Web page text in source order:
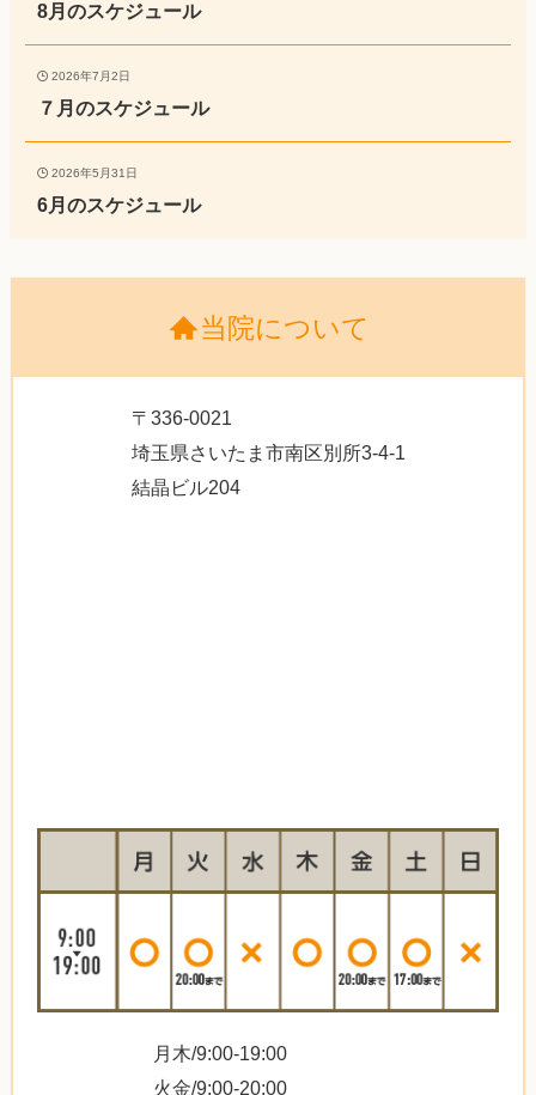
8月のスケジュール
2026年7月2日
７月のスケジュール
2026年5月31日
6月のスケジュール
当院について
〒336-0021
埼玉県さいたま市南区別所3-4-1
結晶ビル204
月木/9:00-19:00
火金/9:00-20:00